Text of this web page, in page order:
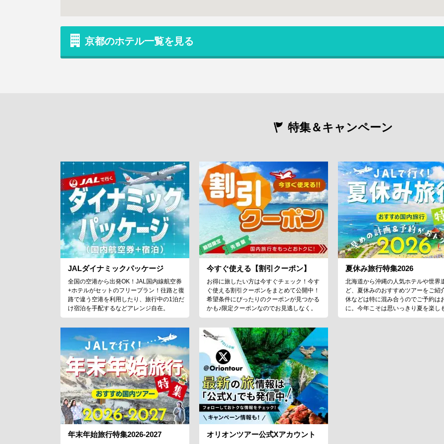
京都のホテル一覧を見る
特集＆キャンペーン
JALダイナミックパッケージ
全国の空港から出発OK！JAL国内線航空券
+ホテルがセットのフリープラン！往路と復
路で違う空港を利用したり、旅行中の1泊だ
け宿泊を手配するなどアレンジ自在。
今すぐ使える【割引クーポン】
お得に旅したい方は今すぐチェック！今す
ぐ使える割引クーポンをまとめて公開中！
希望条件にぴったりのクーポンが見つかる
かも♪限定クーポンなのでお見逃しなく。
夏休み旅行特集2026
北海道から沖縄の人気ホテルや世界
ど、夏休みのおすすめツアーをご紹
休などは特に混み合うのでご予約は
に。今年こそは思いっきり夏を楽し
年末年始旅行特集2026-2027 オリオンツアー公式Xアカウント